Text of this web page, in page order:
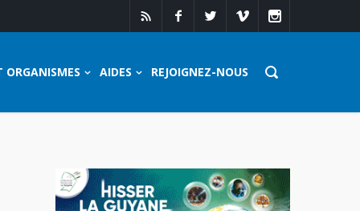
ORGANISMES AIDES REJOIGNEZ-NOUS